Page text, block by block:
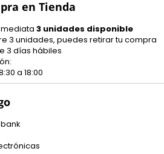
en Tienda
3 unidades disponible
3 unidades, puedes retirar tu compra
3 días hábiles
a 18:00